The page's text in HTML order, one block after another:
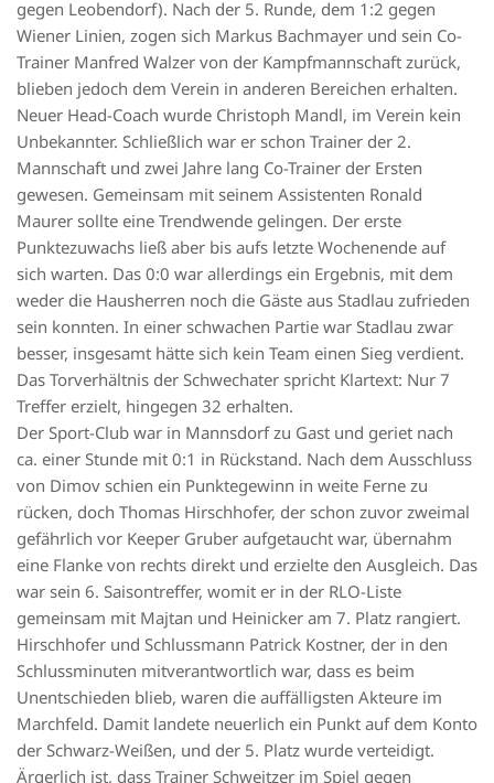
gegen Leobendorf). Nach der 5. Runde, dem 1:2 gegen
Wiener Linien, zogen sich Markus Bachmayer und sein Co-
Trainer Manfred Walzer von der Kampfmannschaft zurück,
blieben jedoch dem Verein in anderen Bereichen erhalten.
Neuer Head-Coach wurde Christoph Mandl, im Verein kein
Unbekannter. Schließlich war er schon Trainer der 2.
Mannschaft und zwei Jahre lang Co-Trainer der Ersten
gewesen. Gemeinsam mit seinem Assistenten Ronald
Maurer sollte eine Trendwende gelingen. Der erste
Punktezuwachs ließ aber bis aufs letzte Wochenende auf
sich warten. Das 0:0 war allerdings ein Ergebnis, mit dem
weder die Hausherren noch die Gäste aus Stadlau zufrieden
sein konnten. In einer schwachen Partie war Stadlau zwar
besser, insgesamt hätte sich kein Team einen Sieg verdient.
Das Torverhältnis der Schwechater spricht Klartext: Nur 7
Treffer erzielt, hingegen 32 erhalten.
Der Sport-Club war in Mannsdorf zu Gast und geriet nach
ca. einer Stunde mit 0:1 in Rückstand. Nach dem Ausschluss
von Dimov schien ein Punktegewinn in weite Ferne zu
rücken, doch Thomas Hirschhofer, der schon zuvor zweimal
gefährlich vor Keeper Gruber aufgetaucht war, übernahm
eine Flanke von rechts direkt und erzielte den Ausgleich. Das
war sein 6. Saisontreffer, womit er in der RLO-Liste
gemeinsam mit Majtan und Heinicker am 7. Platz rangiert.
Hirschhofer und Schlussmann Patrick Kostner, der in den
Schlussminuten mitverantwortlich war, dass es beim
Unentschieden blieb, waren die auffälligsten Akteure im
Marchfeld. Damit landete neuerlich ein Punkt auf dem Konto
der Schwarz-Weißen, und der 5. Platz wurde verteidigt.
Ärgerlich ist, dass Trainer Schweitzer im Spiel gegen